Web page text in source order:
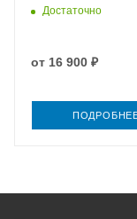
Достаточно
от 16 900 ₽